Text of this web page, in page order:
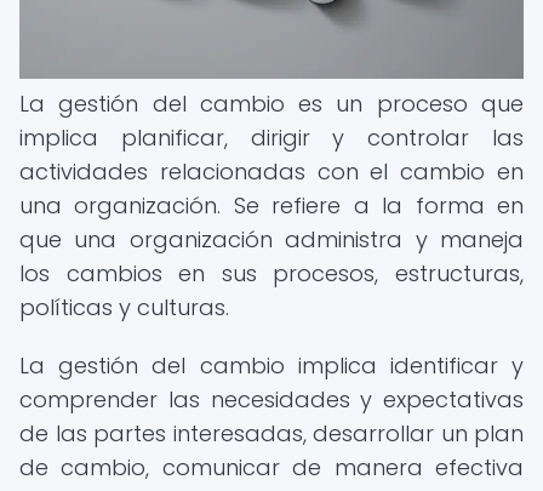
La gestión del cambio es un proceso que
implica planificar, dirigir y controlar las
actividades relacionadas con el cambio en
una organización. Se refiere a la forma en
que una organización administra y maneja
los cambios en sus procesos, estructuras,
políticas y culturas.
La gestión del cambio implica identificar y
comprender las necesidades y expectativas
de las partes interesadas, desarrollar un plan
de cambio, comunicar de manera efectiva